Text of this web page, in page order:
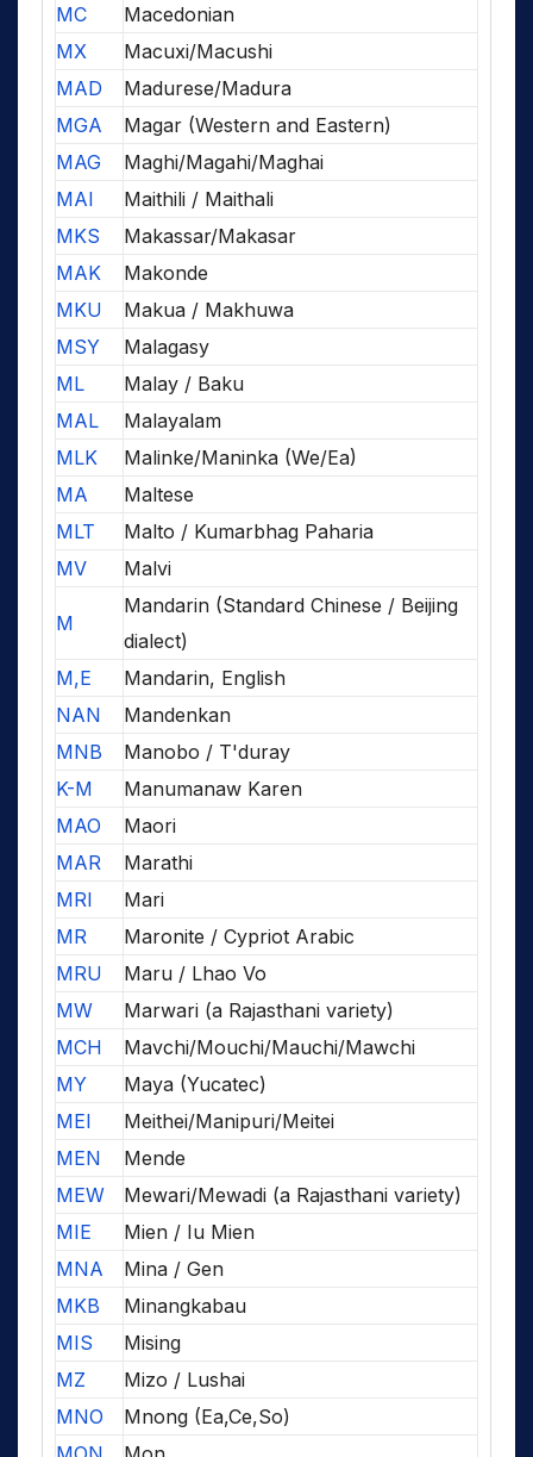
MC
Macedonian
MX
Macuxi/Macushi
MAD
Madurese/Madura
MGA
Magar (Western and Eastern)
MAG
Maghi/Magahi/Maghai
MAI
Maithili / Maithali
MKS
Makassar/Makasar
MAK
Makonde
MKU
Makua / Makhuwa
MSY
Malagasy
ML
Malay / Baku
MAL
Malayalam
MLK
Malinke/Maninka (We/Ea)
MA
Maltese
MLT
Malto / Kumarbhag Paharia
MV
Malvi
M
Mandarin (Standard Chinese / Beijing
dialect)
M,E
Mandarin, English
NAN
Mandenkan
MNB
Manobo / T'duray
K-M
Manumanaw Karen
MAO
Maori
MAR
Marathi
MRI
Mari
MR
Maronite / Cypriot Arabic
MRU
Maru / Lhao Vo
MW
Marwari (a Rajasthani variety)
MCH
Mavchi/Mouchi/Mauchi/Mawchi
MY
Maya (Yucatec)
MEI
Meithei/Manipuri/Meitei
MEN
Mende
MEW
Mewari/Mewadi (a Rajasthani variety)
MIE
Mien / Iu Mien
MNA
Mina / Gen
MKB
Minangkabau
MIS
Mising
MZ
Mizo / Lushai
MNO
Mnong (Ea,Ce,So)